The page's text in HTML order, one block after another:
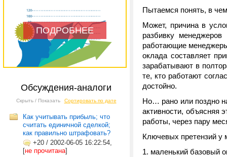
ПОДРОБНЕЕ
Обсуждения-аналоги
Скрыть / Показать Сортировать по дате
Как учитывать прибыль; что
считать единичной сделкой;
как правильно штрафовать?
+20 / 2002-06-05 16:22:54,
[не прочитана]
Пытаемся понять, в
Может, причина в
разбивку
работающие
оклада составляет
зарабатывают в
те, кто работают
достойно.
Но… рано или поздно
активности, объясняя
работы, через пару
Ключевых претензий у
маленький базовый